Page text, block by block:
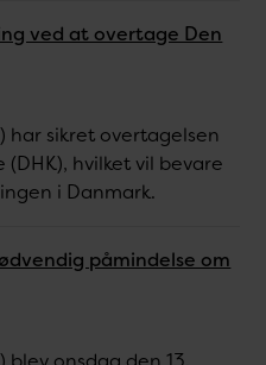
ved at overtage Den
har sikret overtagelsen
(DHK), hvilket vil bevare
i Danmark.
påmindelse om